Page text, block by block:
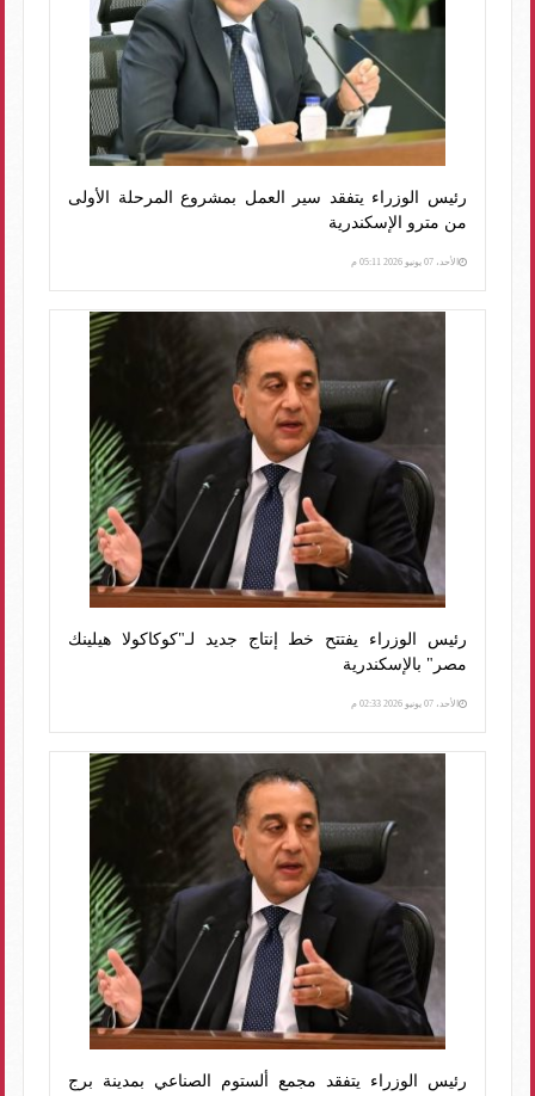
رئيس الوزراء يتفقد سير العمل بمشروع المرحلة الأولى
من مترو الإسكندرية
الأحد، 07 يونيو 2026 05:11 م
رئيس الوزراء يفتتح خط إنتاج جديد لـ"كوكاكولا هيلينك
مصر" بالإسكندرية
الأحد، 07 يونيو 2026 02:33 م
رئيس الوزراء يتفقد مجمع ألستوم الصناعي بمدينة برج